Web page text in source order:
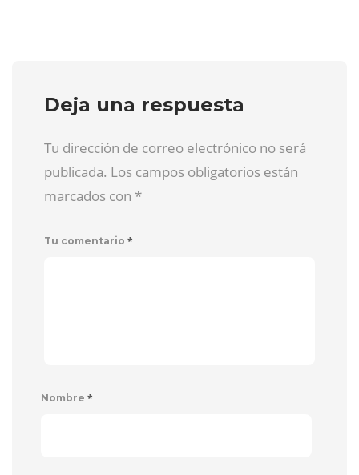
Deja una respuesta
Tu dirección de correo electrónico no será
publicada. Los campos obligatorios están
marcados con *
Tu comentario *
Nombre *